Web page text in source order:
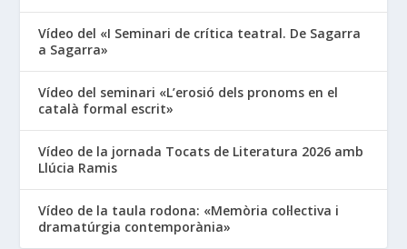
Vídeo del «I Seminari de crítica teatral. De Sagarra
a Sagarra»
Vídeo del seminari «L’erosió dels pronoms en el
català formal escrit»
Vídeo de la jornada Tocats de Literatura 2026 amb
Llúcia Ramis
Vídeo de la taula rodona: «Memòria col·lectiva i
dramatúrgia contemporània»